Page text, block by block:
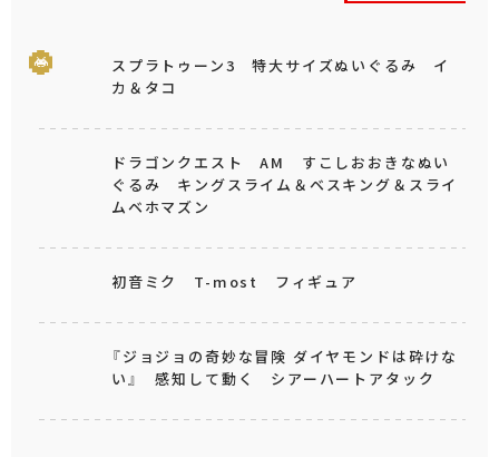
スプラトゥーン3 特大サイズぬいぐるみ イ
カ＆タコ
ドラゴンクエスト AM すこしおおきなぬい
ぐるみ キングスライム＆ベスキング＆スライ
ムベホマズン
初音ミク T-most フィギュア
『ジョジョの奇妙な冒険 ダイヤモンドは砕けな
い』 感知して動く シアーハートアタック